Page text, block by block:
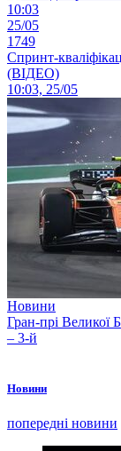
10:03
25/05
1749
Спринт-
(ВІДЕО)
10:03, 25/05
Новини
Гран-прі Великої
– 3-й
Новини
попередні новини